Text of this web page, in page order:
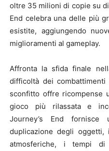
oltre 35 milioni di copie su
End celebra una delle più
esistite, aggiungendo
miglioramenti al gameplay.
Affronta la sfida finale
difficoltà dei
sconfitto offre ricompense
gioco più rilassata e
Journey’s End
duplicazione degli
atmosferiche, i tempi di